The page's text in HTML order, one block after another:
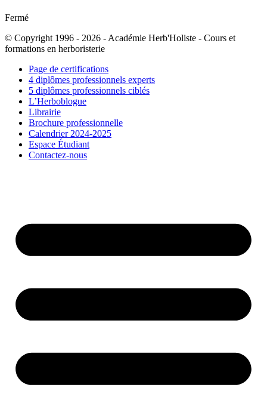
Fermé
© Copyright 1996 - 2026 - Académie Herb'Holiste - Cours et
formations en herboristerie
Page de certifications
4 diplômes professionnels experts
5 diplômes professionnels ciblés
L’Herboblogue
Librairie
Brochure professionnelle
Calendrier 2024-2025
Espace Étudiant
Contactez-nous